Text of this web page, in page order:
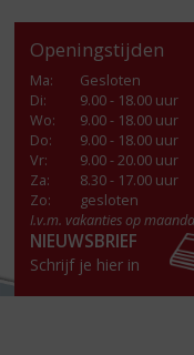
Openingstijden
Ma:
Gesloten
Di:
9.00 - 18.00 uur
Wo:
9.00 - 18.00 uur
Do:
9.00 - 18.00 uur
Vr:
9.00 - 20.00 uur
Za:
8.30 - 17.00 uur
Zo:
gesloten
I.v.m. vakanties op
NIEUWSBRIEF
Schrijf je hier in